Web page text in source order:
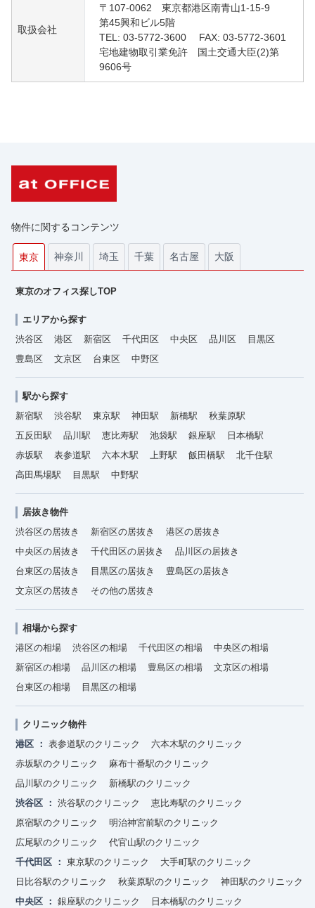
取扱会社
〒107-0062 東京都港区南青山1-15-9
第45興和ビル5階
TEL: 03-5772-3600 FAX: 03-5772-3601
宅地建物取引業免許 国土交通大臣(2)第
9606号
物件に関するコンテンツ
東京 神奈川 埼玉 千葉 名古屋 大阪
東京のオフィス探しTOP
エリアから探す
渋谷区
港区 新宿区 千代田区 中央区 品川区
目黒区
豊島区
文京区 台東区 中野区
駅から探す
新宿駅
渋谷駅 東京駅 神田駅 新橋駅
秋葉原駅
五反田駅
品川駅 恵比寿駅 池袋駅 銀座駅
日本橋駅
赤坂駅
表参道駅 六本木駅 上野駅 飯田橋駅
北千住駅
高田馬場駅
目黒駅 中野駅
居抜き物件
渋谷区の居抜き
新宿区の居抜き
港区の居抜き
中央区の居抜き
千代田区の居抜き
品川区の居抜き
台東区の居抜き
目黒区の居抜き
豊島区の居抜き
文京区の居抜き
その他の居抜き
相場から探す
港区の相場
渋谷区の相場 千代田区の相場
中央区の相場
新宿区の相場
品川区の相場 豊島区の相場
文京区の相場
台東区の相場
目黒区の相場
クリニック物件
港区
表参道駅のクリニック
六本木駅のクリニック
赤坂駅のクリニック
麻布十番駅のクリニック
品川駅のクリニック
新橋駅のクリニック
渋谷区
渋谷駅のクリニック
恵比寿駅のクリニック
原宿駅のクリニック
明治神宮前駅のクリニック
広尾駅のクリニック
代官山駅のクリニック
千代田区
東京駅のクリニック
大手町駅のクリニック
日比谷駅のクリニック
秋葉原駅のクリニック
神田駅のクリニック
中央区
銀座駅のクリニック
日本橋駅のクリニック